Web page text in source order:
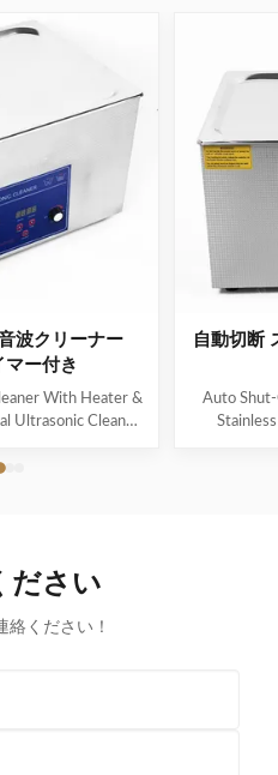
波クリーナー
ー付き
With Heater &
Ultrasonic Cleaner
suitable for a
and hard-to-reach
自動切断
Auto
ださい
絡ください！